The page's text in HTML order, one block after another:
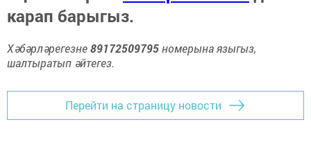
карап барыгыз.
Хәбәрләрегезне89172509795номерына языгыз,
шалтыратып әйтегез.
Перейти на страницу новости